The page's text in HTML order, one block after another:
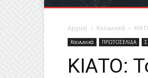
Αρχική Κοινωνικά
Κοινωνικά ΠΡΩΤΟΣΕΛΙΔΑ
ΚΙΑΤΟ: